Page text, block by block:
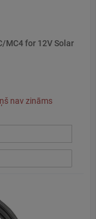
MC4 for 12V Solar
nav zināms